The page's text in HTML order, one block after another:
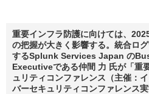
重要インフラ防護に向けては、
の把握が大きく影響する。統合ロ
するSplunk Services Japan の
Executiveである仲間 力 氏が「重
ュリティコンファレンス（主催：
バーセキュリティコンファレンス